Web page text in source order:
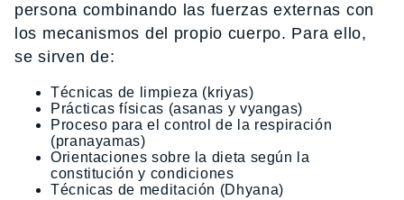
persona combinando las fuerzas externas con
los mecanismos del propio cuerpo. Para ello,
se sirven de:
Técnicas de limpieza (kriyas)
Prácticas físicas (asanas y vyangas)
Proceso para el control de la respiración
(pranayamas)
Orientaciones sobre la dieta según la
constitución y condiciones
Técnicas de meditación (Dhyana)